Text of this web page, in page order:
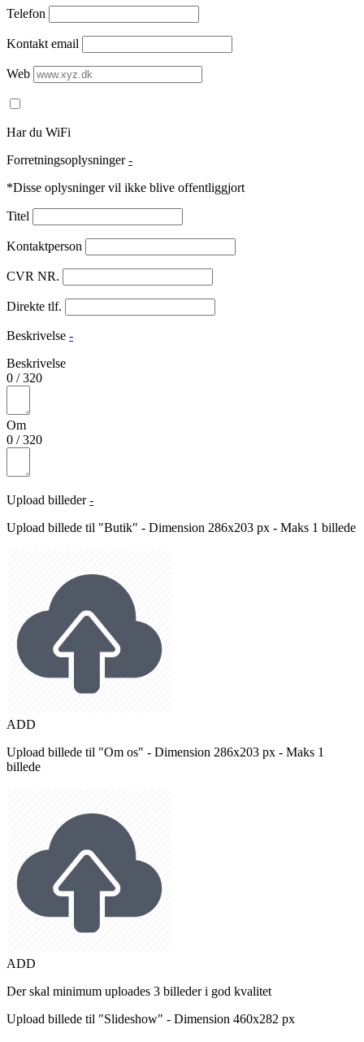
Telefon
Kontakt email
Web
Har du WiFi
Forretningsoplysninger -
*Disse oplysninger vil ikke blive offentliggjort
Titel
Kontaktperson
CVR NR.
Direkte tlf.
Beskrivelse -
Beskrivelse
0 /320
Om
0 /320
Upload billeder -
Upload billede til "Butik" - Dimension 286x203 px - Maks 1 billede
ADD
Upload billede til "Om os" - Dimension 286x203 px - Maks 1
billede
ADD
Der skal minimum uploades 3 billeder i god kvalitet
Upload billede til "Slideshow" - Dimension 460x282 px